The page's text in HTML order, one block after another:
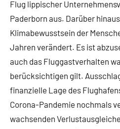
Flug lippischer
Paderborn aus. Darüber
Klimabewusstsein der
Jahren verändert. Es ist
auch das Fluggastverhalten
berücksichtigen gilt.
finanzielle Lage des
Corona-Pandemie nochmals
wachsenden